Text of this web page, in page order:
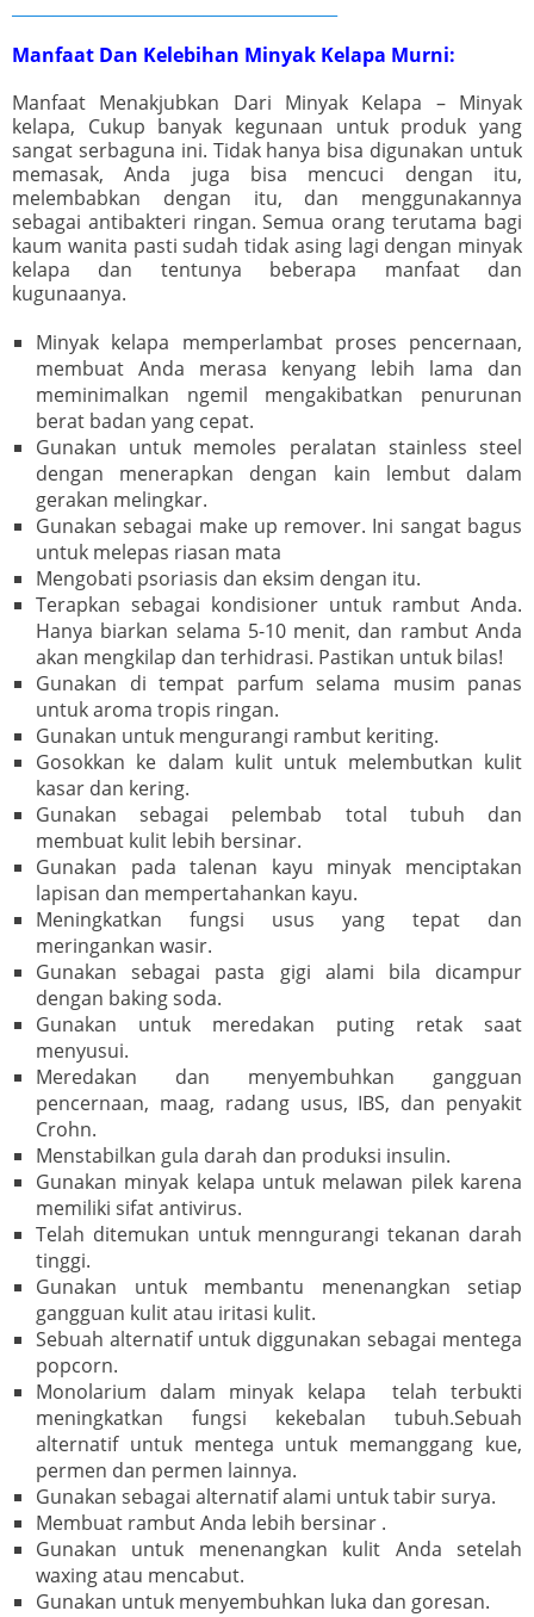
Manfaat Dan Kelebihan Minyak Kelapa Murni:
Manfaat Menakjubkan Dari Minyak Kelapa – Minyak
kelapa, Cukup banyak kegunaan untuk produk yang
sangat serbaguna ini. Tidak hanya bisa digunakan untuk
memasak, Anda juga bisa mencuci dengan itu,
melembabkan dengan itu, dan menggunakannya
sebagai antibakteri ringan. Semua orang terutama bagi
kaum wanita pasti sudah tidak asing lagi dengan minyak
kelapa dan tentunya beberapa manfaat dan
kugunaanya.
Minyak kelapa memperlambat proses pencernaan,
membuat Anda merasa kenyang lebih lama dan
meminimalkan ngemil mengakibatkan penurunan
berat badan yang cepat.
Gunakan untuk memoles peralatan stainless steel
dengan menerapkan dengan kain lembut dalam
gerakan melingkar.
Gunakan sebagai make up remover. Ini sangat bagus
untuk melepas riasan mata
Mengobati psoriasis dan eksim dengan itu.
Terapkan sebagai kondisioner untuk rambut Anda.
Hanya biarkan selama 5-10 menit, dan rambut Anda
akan mengkilap dan terhidrasi. Pastikan untuk bilas!
Gunakan di tempat parfum selama musim panas
untuk aroma tropis ringan.
Gunakan untuk mengurangi rambut keriting.
Gosokkan ke dalam kulit untuk melembutkan kulit
kasar dan kering.
Gunakan sebagai pelembab total tubuh dan
membuat kulit lebih bersinar.
Gunakan pada talenan kayu minyak menciptakan
lapisan dan mempertahankan kayu.
Meningkatkan fungsi usus yang tepat dan
meringankan wasir.
Gunakan sebagai pasta gigi alami bila dicampur
dengan baking soda.
Gunakan untuk meredakan puting retak saat
menyusui.
Meredakan dan menyembuhkan gangguan
pencernaan, maag, radang usus, IBS, dan penyakit
Crohn.
Menstabilkan gula darah dan produksi insulin.
Gunakan minyak kelapa untuk melawan pilek karena
memiliki sifat antivirus.
Telah ditemukan untuk menngurangi tekanan darah
tinggi.
Gunakan untuk membantu menenangkan setiap
gangguan kulit atau iritasi kulit.
Sebuah alternatif untuk diggunakan sebagai mentega
popcorn.
Monolarium dalam minyak kelapa telah terbukti
meningkatkan fungsi kekebalan tubuh.Sebuah
alternatif untuk mentega untuk memanggang kue,
permen dan permen lainnya.
Gunakan sebagai alternatif alami untuk tabir surya.
Membuat rambut Anda lebih bersinar .
Gunakan untuk menenangkan kulit Anda setelah
waxing atau mencabut.
Gunakan untuk menyembuhkan luka dan goresan.